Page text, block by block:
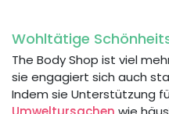
Wohltätige
The Body Shop ist viel
sie engagiert sich auch
Indem sie Unterstützung